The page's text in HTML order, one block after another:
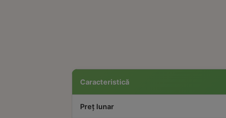
Caracteristică
Preț lunar